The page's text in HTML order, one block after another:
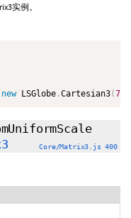
实例。
new LSGlobe .Cartesian3(7.0
Core/Matrix3.js 400